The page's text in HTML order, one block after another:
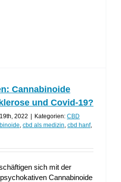
Cannabinoide
und Covid-19?
2022 | Kategorien: CBD
cbd als medizin cbd hanf,
sich mit der
Cannabinoide